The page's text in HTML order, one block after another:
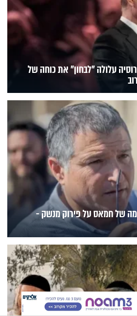
עלולה "לבחון" את כוחה של
של חמאס על פירוק מנשק -